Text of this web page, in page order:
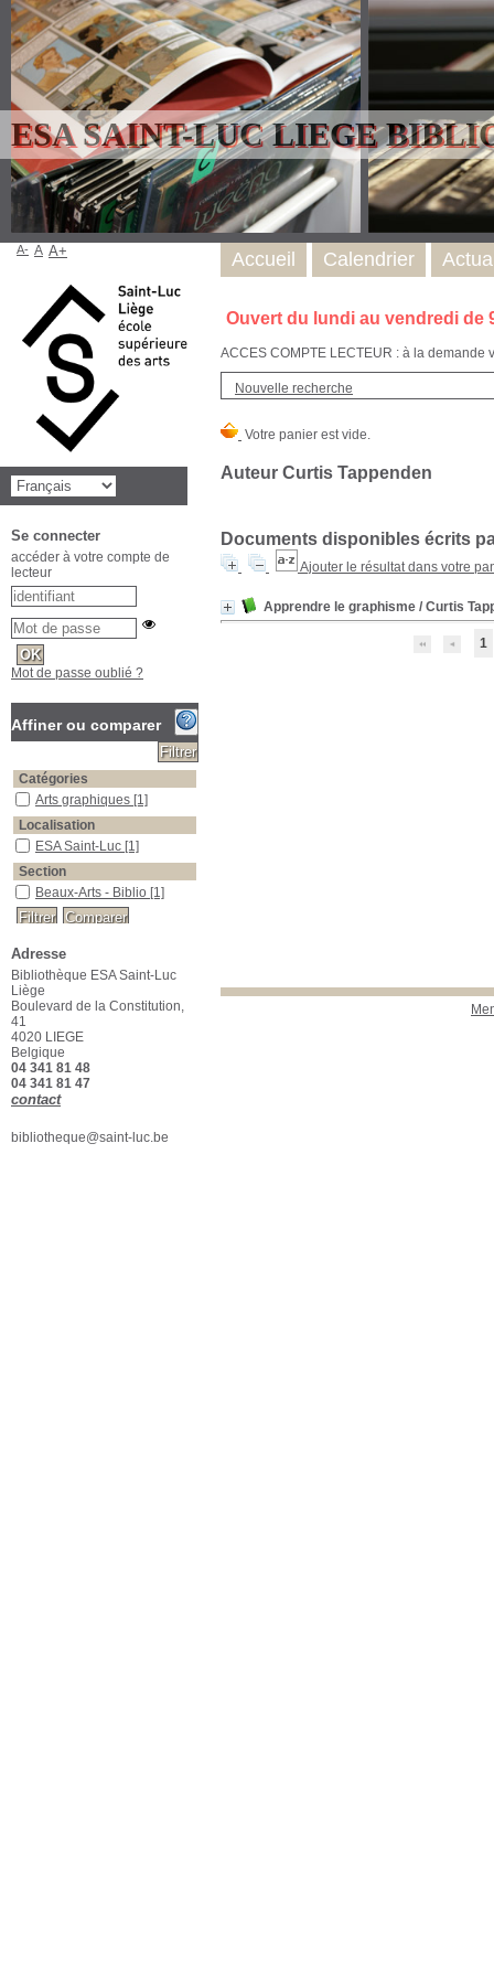
ESA SAINT-LUC LIEGE
Ouvert du lundi au vendredi de
ACCES COMPTE LECTEUR : à la
Nouvelle recherche
Auteur Curtis Tappenden
Documents disponibles écrits
Ajouter le résultat dans votre
Apprendre le graphisme / Curtis
1
Accueil Calendrier
A- A A+
Se connecter
accéder à votre compte de
lecteur
Mot de passe oublié ?
Affiner ou comparer
Catégories
Arts graphiques [1]
Localisation
ESA Saint-Luc [1]
Section
Beaux-Arts - Biblio [1]
Adresse
Bibliothèque ESA Saint-Luc
Liège
Boulevard de la Constitution,
41
4020 LIEGE
Belgique
04 341 81 48
04 341 81 47
contact
bibliotheque@saint-luc.be